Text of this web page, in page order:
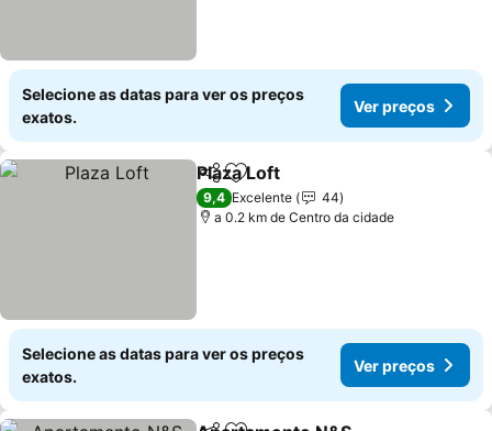
Selecione as datas para ver os preços
exatos.
Ver preços
PartilharAdicionar aos favoritos
Plaza Loft
9,4 Excelente
44
a 0.2 km de Centro da cidade
Selecione as datas para ver os preços
exatos.
Ver preços